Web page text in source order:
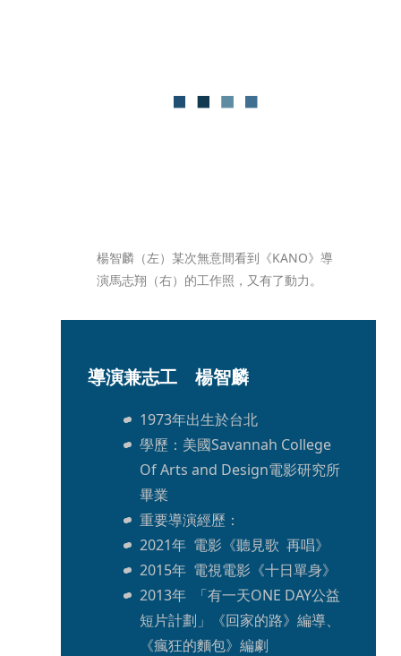
楊智麟（左）某次無意間看到《KANO》導
演馬志翔（右）的工作照，又有了動力。
導演兼志工　楊智麟
1973年出生於台北
學歷：美國Savannah College
Of Arts and Design電影研究所
畢業
重要導演經歷：
2021年  電影《聽見歌  再唱》
2015年  電視電影《十日單身》
2013年  「有一天ONE DAY公益
短片計劃」《回家的路》編導、
《瘋狂的麵包》編劇